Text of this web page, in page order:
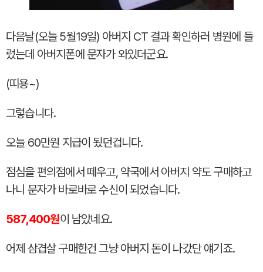
다음날(오늘 5월19일) 아버지 CT 결과 확인하러 병원에 들
렀는데 아버지폰에 문자가 와있더군요.
(띠용~)
그렇습니다.
오늘 60만원 지급이 됬던겁니다.
점심을 편의점에서 떼우고, 약국에서 아버지 약도 구매하고
나니 문자가 바로바로 수신이 되었습니다.
587,400원이 남았네요.
어제 삼겹살 구매한건 그냥 아버지 돈이 나갔단 얘기죠.